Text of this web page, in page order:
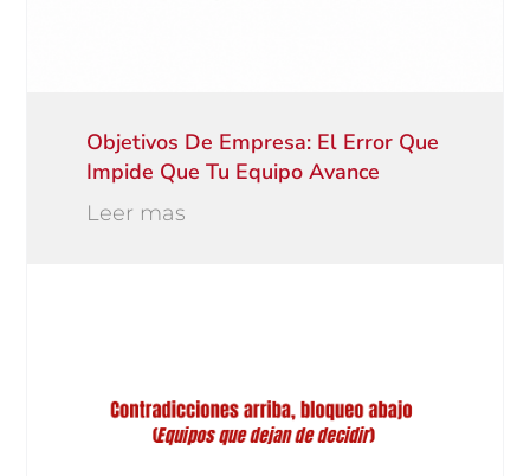
Objetivos De Empresa: El Error Que
Impide Que Tu Equipo Avance
Leer mas